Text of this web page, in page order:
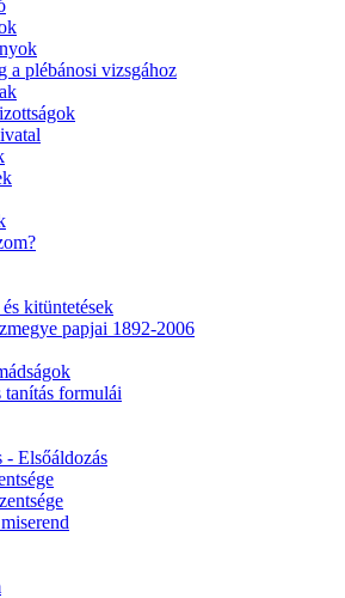
a plébánosi vizsgához
kitüntetések
papjai 1892-2006
formulái
- Elsőáldozás